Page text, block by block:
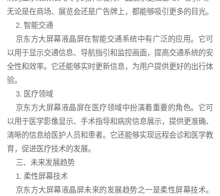
无论是在商场、展览会还是广告牌上，都能够吸引更多的目光。
2. 智能交通
京东方大屏幕液晶屏在智能交通系统中有广泛的应用。它可
以用于显示交通信息、导航指引和监控画面，提高交通系统的安
全性和效率。它还能够实时更新信息，为用户提供更好的出行体
验。
3. 医疗领域
京东方大屏幕液晶屏在医疗领域中扮演着重要的角色。它可
以用于医学影像显示、手术指导和病房信息展示，提供更准确、
清晰的信息给医护人员和患者。它还能够实现远程会诊和医学教
育，促进医疗技术的发展。
三、未来发展趋势
1. 柔性屏幕技术
京东方大屏幕液晶屏未来的发展趋势之一是柔性屏幕技术。